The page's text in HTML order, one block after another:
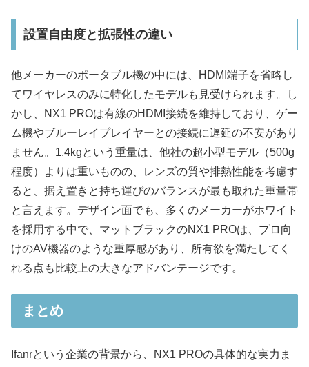
設置自由度と拡張性の違い
他メーカーのポータブル機の中には、HDMI端子を省略し
てワイヤレスのみに特化したモデルも見受けられます。し
かし、NX1 PROは有線のHDMI接続を維持しており、ゲー
ム機やブルーレイプレイヤーとの接続に遅延の不安があり
ません。1.4kgという重量は、他社の超小型モデル（500g
程度）よりは重いものの、レンズの質や排熱性能を考慮す
ると、据え置きと持ち運びのバランスが最も取れた重量帯
と言えます。デザイン面でも、多くのメーカーがホワイト
を採用する中で、マットブラックのNX1 PROは、プロ向
けのAV機器のような重厚感があり、所有欲を満たしてく
れる点も比較上の大きなアドバンテージです。
まとめ
Ifanrという企業の背景から、NX1 PROの具体的な実力ま